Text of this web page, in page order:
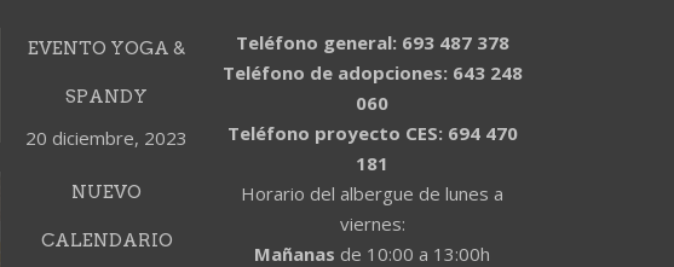
EVENTO YOGA &
SPANDY
20 diciembre, 2023
NUEVO
CALENDARIO
Teléfono general: 693 487 378
Teléfono de adopciones: 643 248
060
Teléfono proyecto CES: 694 470
181
Horario del albergue de lunes a
viernes:
Mañanas de 10:00 a 13:00h